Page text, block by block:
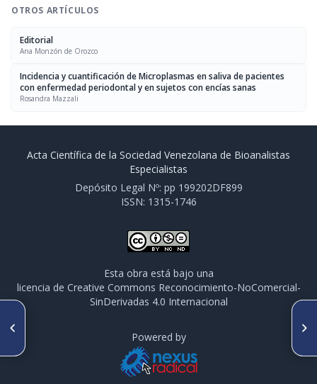
OTROS ARTÍCULOS
Editorial
Ana Monzón de Orozco
Incidencia y cuantificación de Microplasmas en saliva de pacientes
con enfermedad periodontal y en sujetos con encías sanas
Rosandra Mazzali
Microplasmas en saliva de
pacientes con enfermedad
periodontal y en sujetos con
contra virus respiratorio
sincicial en población infantil
Acta Científica de la Sociedad Venezolana de Bioanalistas
Especialistas
Depósito Legal Nº: pp 199202DF899
ISSN: 1315-1746
Esta obra está bajo una
licencia de Creative Commons Reconocimiento-NoComercial-
SinDerivadas 4.0 Internacional
Powered by